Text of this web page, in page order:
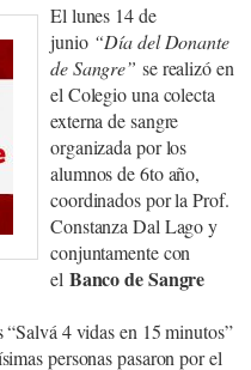
El lunes 14 de
junio “Día del Donante
de Sangre” se realizó en
el Colegio una colecta
externa de sangre
organizada por los
alumnos de 6to año,
coordinados por la Prof.
Constanza Dal Lago y
conjuntamente con
el Banco de Sangre
4 vidas en 15 minutos”
personas pasaron por el